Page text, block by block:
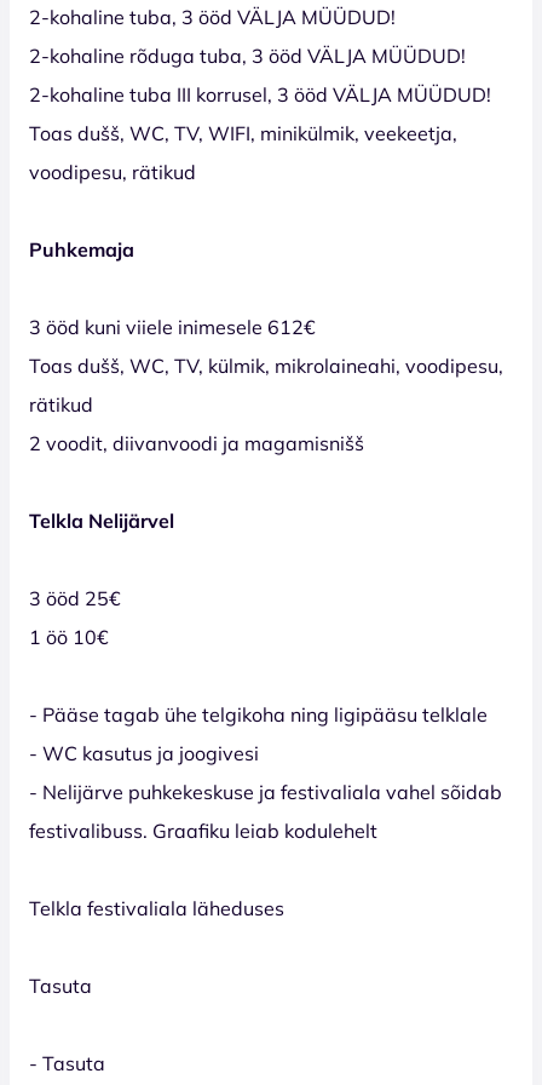
2-kohaline tuba, 3 ööd VÄLJA MÜÜDUD!
2-kohaline rõduga tuba, 3 ööd VÄLJA MÜÜDUD!
2-kohaline tuba III korrusel, 3 ööd VÄLJA MÜÜDUD!
Toas dušš, WC, TV, WIFI, minikülmik, veekeetja,
voodipesu, rätikud
Puhkemaja
3 ööd kuni viiele inimesele 612€
Toas dušš, WC, TV, külmik, mikrolaineahi, voodipesu,
rätikud
2 voodit, diivanvoodi ja magamisnišš
Telkla Nelijärvel
3 ööd 25€
1 öö 10€
- Pääse tagab ühe telgikoha ning ligipääsu telklale
- WC kasutus ja joogivesi
- Nelijärve puhkekeskuse ja festivaliala vahel sõidab
festivalibuss. Graafiku leiab kodulehelt
Telkla festivaliala läheduses
Tasuta
- Tasuta